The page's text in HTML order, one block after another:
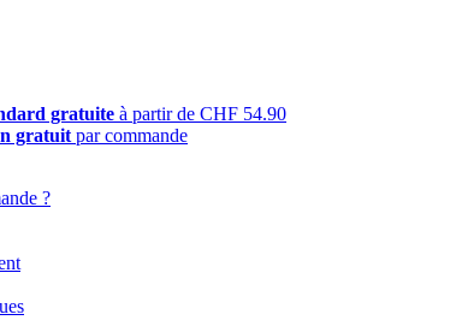
gratuite à partir de CHF 54.90
gratuit par commande
?